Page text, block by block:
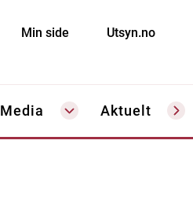
Min side Utsyn.no
Media Aktuelt